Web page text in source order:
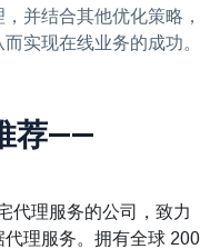
并结合其他优化策略，
实现在线业务的成功。
荐——
代理服务的公司，致力
理服务。拥有全球 200